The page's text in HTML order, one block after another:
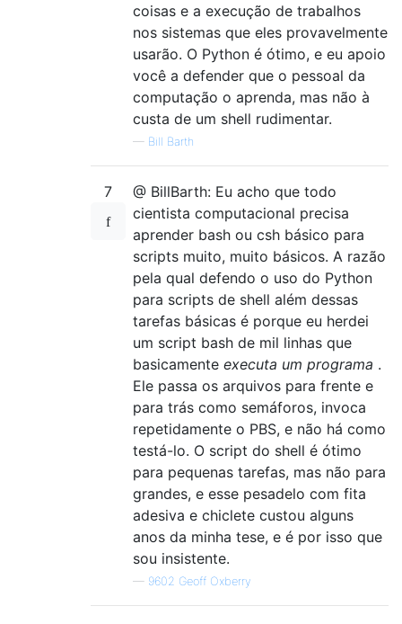
coisas e a execução de trabalhos
nos sistemas que eles provavelmente
usarão. O Python é ótimo, e eu apoio
você a defender que o pessoal da
computação o aprenda, mas não à
custa de um shell rudimentar.
— Bill Barth
7
@ BillBarth: Eu acho que todo
cientista computacional precisa
aprender bash ou csh básico para
scripts muito, muito básicos. A razão
pela qual defendo o uso do Python
para scripts de shell além dessas
tarefas básicas é porque eu herdei
um script bash de mil linhas que
basicamente executa um programa .
Ele passa os arquivos para frente e
para trás como semáforos, invoca
repetidamente o PBS, e não há como
testá-lo. O script do shell é ótimo
para pequenas tarefas, mas não para
grandes, e esse pesadelo com fita
adesiva e chiclete custou alguns
anos da minha tese, e é por isso que
sou insistente.
— 9602 Geoff Oxberry